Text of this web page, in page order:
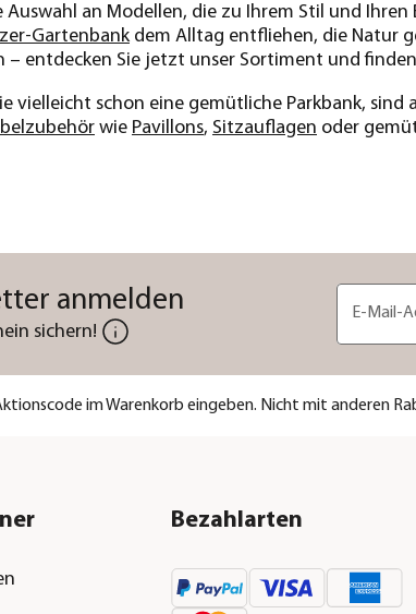
Auswahl an Modellen, die zu Ihrem Stil und
Gartenbank dem Alltag entfliehen, die Natur
– entdecken Sie jetzt unser Sortiment und
vielleicht schon eine gemütliche Parkbank, sind
wie Pavillons, Sitzauflagen oder
anmelden
sichern!
E-Mail-
im Warenkorb eingeben. Nicht mit anderen
Bezahlarten